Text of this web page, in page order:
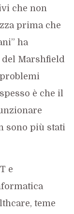
che non
prima che
ha
del Marshfield
è che il
sono più stati
e
teme